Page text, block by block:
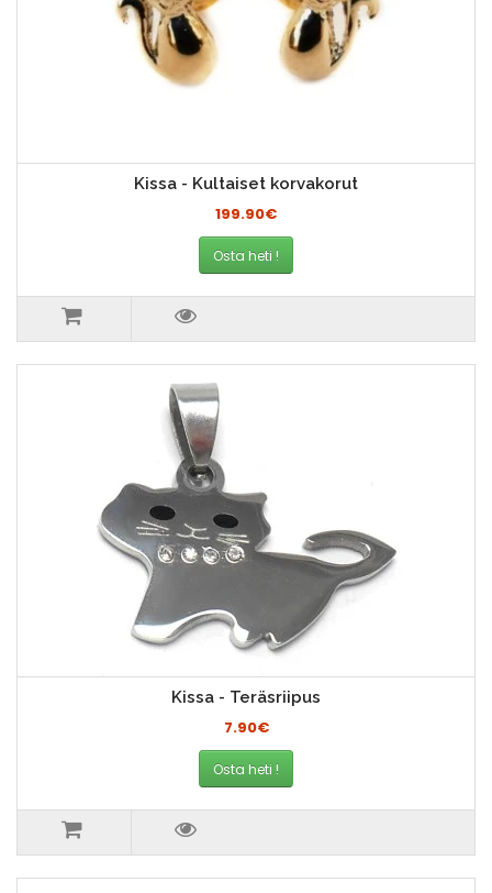
Kissa - Kultaiset korvakorut
199.90€
Osta heti !
Kissa - Teräsriipus
7.90€
Osta heti !